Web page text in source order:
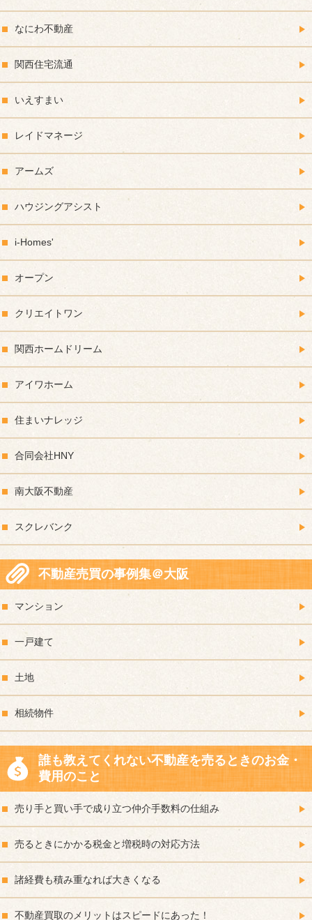
なにわ不動産
関西住宅流通
いえすまい
レイドマネージ
アームズ
ハウジングアシスト
i-Homes'
オープン
クリエイトワン
関西ホームドリーム
アイワホーム
住まいナレッジ
合同会社HNY
南大阪不動産
スクレバンク
不動産売買の事例集＠大阪
マンション
一戸建て
土地
相続物件
誰も教えてくれない不動産を売るときのお金・
費用のこと
売り手と買い手で成り立つ仲介手数料の仕組み
売るときにかかる税金と増税時の対応方法
諸経費も積み重なれば大きくなる
不動産買取のメリットはスピードにあった！